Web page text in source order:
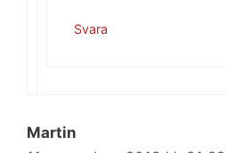
Svara
Martin